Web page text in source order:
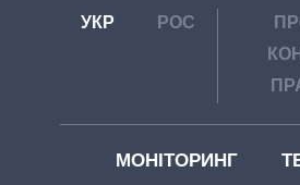
УКР РОС
МОНІТОРИНГ